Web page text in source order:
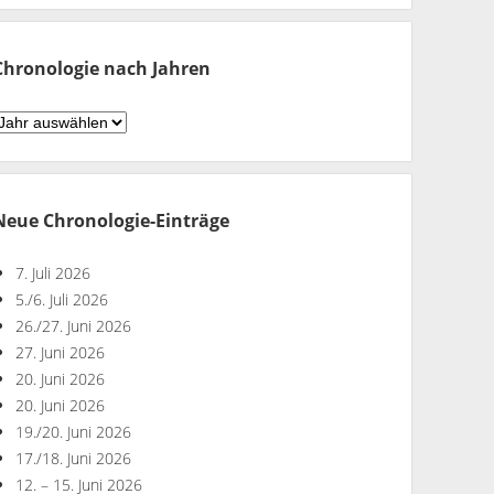
nach Jahren
Chronologie-Einträge
7. Juli 2026
5./6. Juli 2026
26./27. Juni 2026
27. Juni 2026
20. Juni 2026
20. Juni 2026
19./20. Juni 2026
17./18. Juni 2026
12. – 15. Juni 2026